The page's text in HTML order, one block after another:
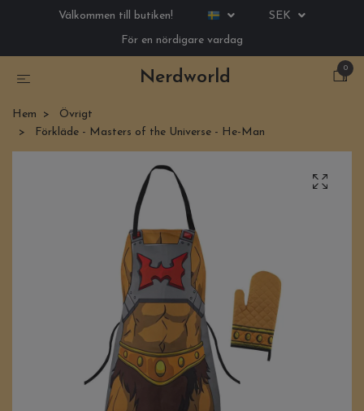
Välkommen till butiken!
SEK
För en nördigare vardag
Nerdworld
0
Hem
Övrigt
Förkläde - Masters of the Universe - He-Man